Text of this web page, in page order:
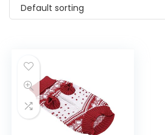
Default sorting